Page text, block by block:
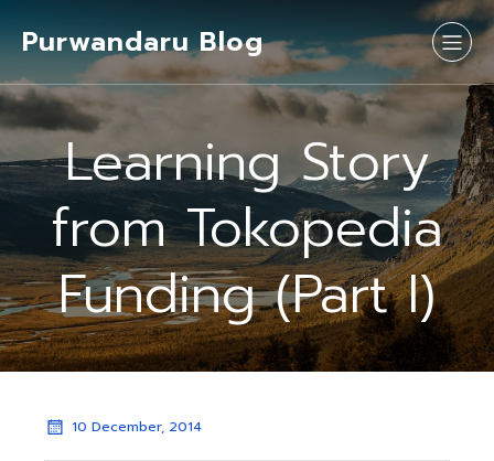
Purwandaru Blog
Learning Story
from Tokopedia
Funding (Part I)
10 December, 2014